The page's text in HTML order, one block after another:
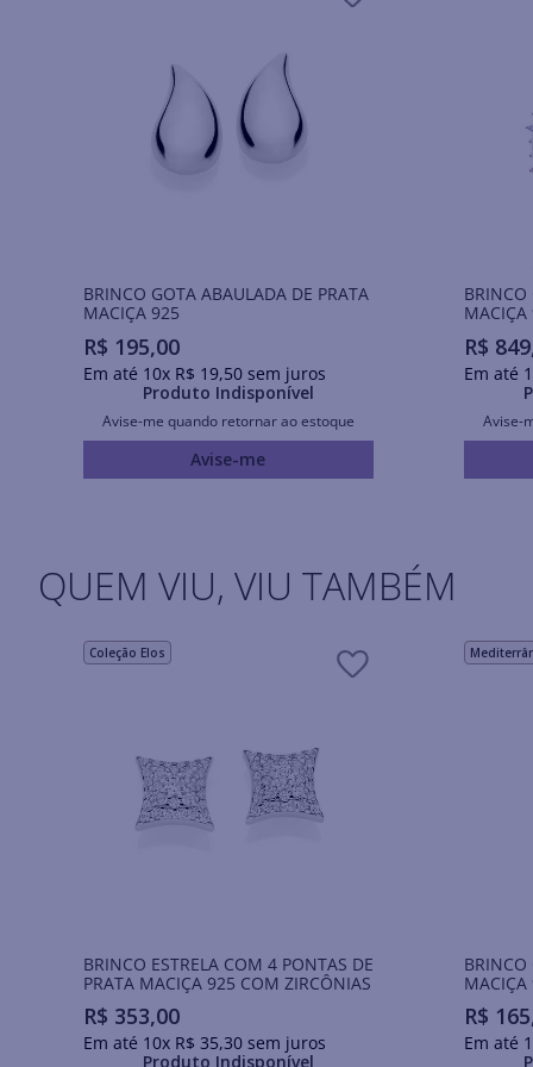
BRINCO GOTA ABAULADA DE PRATA
MACIÇA 925
R$ 195,00
Em até 10x R$ 19,50sem juros
Produto Indisponível
Avise-me quando retornar ao estoque
Avise-me
BRINCO
MACIÇA
R$ 849
Em até
Avise-
QUEM VIU, VIU TAMBÉM
Coleção Elos
BRINCO ESTRELA COM 4 PONTAS DE
PRATA MACIÇA 925 COM ZIRCÔNIAS
R$ 353,00
Em até 10x R$ 35,30sem juros
Produto Indisponível
BRINCO
R$ 165
Em até